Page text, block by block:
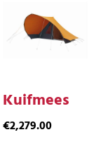
Kuifmees
€2,279.00